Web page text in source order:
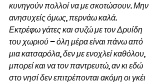
κυνηγούν πολλοί να με σκοτώσουν. Μην
ανησυχείς όμως, περνάω καλά.
Εκτρέφω γάτες και συζώ με τον Δρυίδη
του χωριού – όλη μέρα είναι πάνω από
μια κατσαρόλα, δεν με ενοχλεί καθόλου,
μπορεί και να τον παντρευτώ, αν κι εδώ
στο νησί δεν επιτρέπονται ακόμη οι γκέι